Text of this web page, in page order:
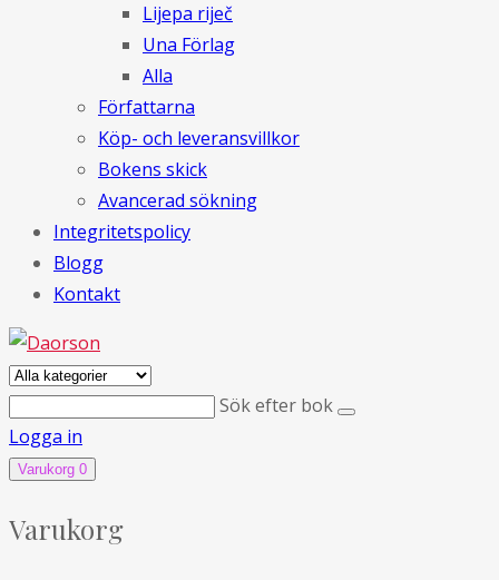
Lijepa riječ
Una Förlag
Alla
Författarna
Köp- och leveransvillkor
Bokens skick
Avancerad sökning
Integritetspolicy
Blogg
Kontakt
Sök efter bok
Logga in
Varukorg 0
Varukorg